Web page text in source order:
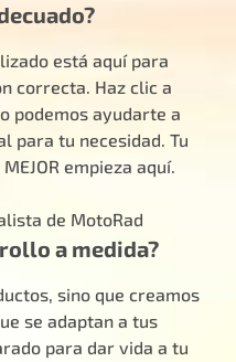
está aquí para
correcta. Haz clic a
podemos ayudarte a
para tu necesidad. Tu
empieza aquí.
de MotoRad
a medida?
sino que creamos
se adaptan a tus
para dar vida a tu